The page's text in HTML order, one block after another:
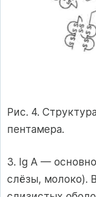
Рис. 4.
пентамера.
3. Ig А —
слёзы, молоко).